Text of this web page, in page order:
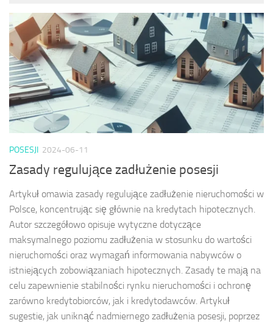
POSESJI 2024-06-11
Zasady regulujące zadłużenie posesji
Artykuł omawia zasady regulujące zadłużenie nieruchomości w
Polsce, koncentrując się głównie na kredytach hipotecznych.
Autor szczegółowo opisuje wytyczne dotyczące
maksymalnego poziomu zadłużenia w stosunku do wartości
nieruchomości oraz wymagań informowania nabywców o
istniejących zobowiązaniach hipotecznych. Zasady te mają na
celu zapewnienie stabilności rynku nieruchomości i ochronę
zarówno kredytobiorców, jak i kredytodawców. Artykuł
sugestie, jak uniknąć nadmiernego zadłużenia posesji, poprzez